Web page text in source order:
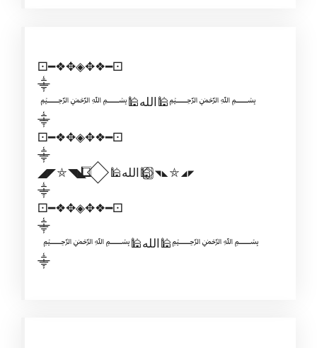
⚀━❖✥◈✥❖━⚀
⸎
﷽🕌الله🕌﷽
⸎
⚀━❖✥◈✥❖━⚀
⸎
◢◤⛤◥◣ ⃟⃣🕌الله🕌⃣⃟ ◥◣⛤◢◤
⸎
⚀━❖✥◈✥❖━⚀
⸎
﷽🕌الله🕌﷽
⸎